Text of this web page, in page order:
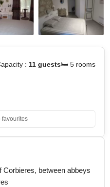
: 11 guests🛏️ 5 rooms
favourites
Corbieres, between abbeys